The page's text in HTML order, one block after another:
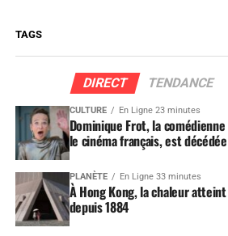
TAGS
DIRECT TENDANCE
CULTURE En Ligne 23 minutes
Dominique Frot, la
le cinéma français, est
PLANÈTE En Ligne 33 minutes
À Hong Kong, la chaleur
depuis 1884